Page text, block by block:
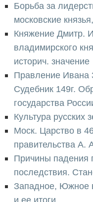
Борьба за
московские
Княжение Дмитр.
владимирского
историч. значение
Правление Ивана
Судебник 149г.
государства
Культура русских
Моск. Царство в
правительства А.
Причины падения
последствия.
Западное, Южное
и ее итоги